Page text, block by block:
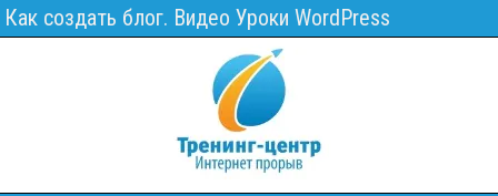
Как создать блог. Видео Уроки WordPress